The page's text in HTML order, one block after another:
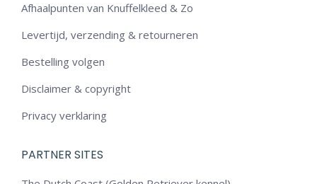
Afhaalpunten van Knuffelkleed & Zo
Levertijd, verzending & retourneren
Bestelling volgen
Disclaimer & copyright
Privacy verklaring
PARTNER SITES